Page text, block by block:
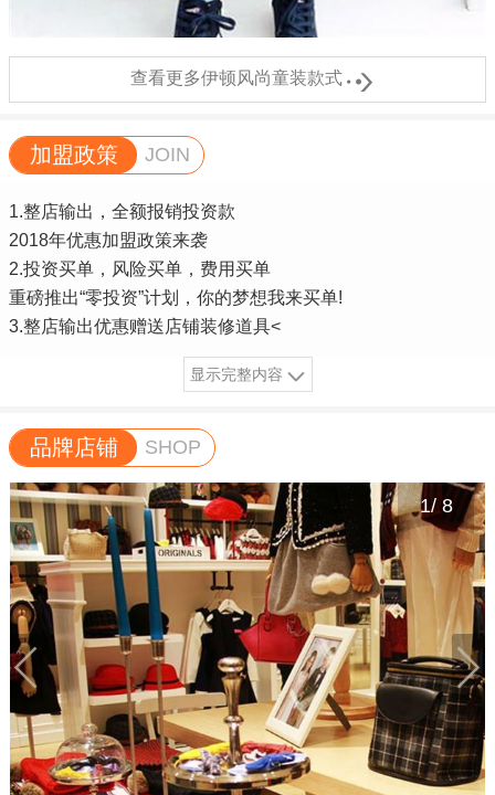
查看更多伊顿风尚童装款式
加盟政策 JOIN
1.整店输出，全额报销投资款
2018年优惠加盟政策来袭
2.投资买单，风险买单，费用买单
重磅推出“零投资”计划，你的梦想我来买单!
3.整店输出优惠赠送店铺装修道具<
显示完整内容
品牌店铺 SHOP
1/8